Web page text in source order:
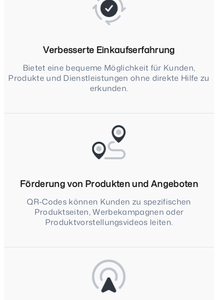
Verbesserte Einkaufserfahrung
Bietet eine bequeme Möglichkeit für Kunden,
Produkte und Dienstleistungen ohne direkte Hilfe zu
erkunden.
Förderung von Produkten und Angeboten
QR-Codes können Kunden zu spezifischen
Produktseiten, Werbekampagnen oder
Produktvorstellungsvideos leiten.